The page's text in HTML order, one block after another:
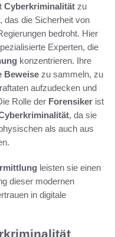
Cyberkriminalität zu
das die Sicherheit von
bedroht. Hier
Experten, die
konzentrieren. Ihre
Beweise zu sammeln, zu
aufzudecken und
Rolle der Forensiker ist
, da sie
als auch aus
leisten sie einen
dieser modernen
in digitale